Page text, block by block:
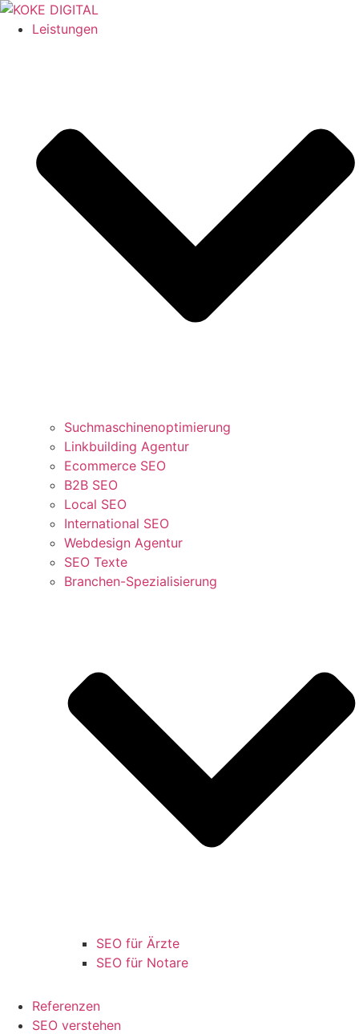
Leistungen
Suchmaschinenoptimierung
Linkbuilding Agentur
Ecommerce SEO
B2B SEO
Local SEO
International SEO
Webdesign Agentur
SEO Texte
Branchen-Spezialisierung
SEO für Ärzte
SEO für Notare
Referenzen
SEO verstehen